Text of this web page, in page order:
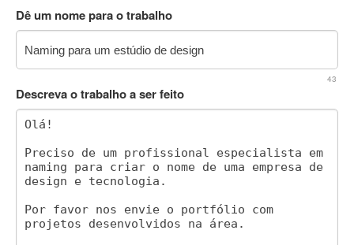
Dê um nome para o trabalho
43
Descreva o trabalho a ser feito